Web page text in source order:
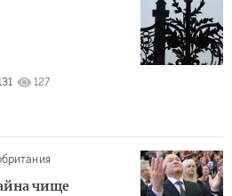
127
чище